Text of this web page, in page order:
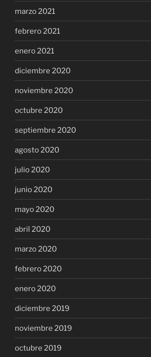
marzo 2021
febrero 2021
enero 2021
diciembre 2020
noviembre 2020
octubre 2020
septiembre 2020
agosto 2020
julio 2020
junio 2020
mayo 2020
abril 2020
marzo 2020
febrero 2020
enero 2020
diciembre 2019
noviembre 2019
octubre 2019